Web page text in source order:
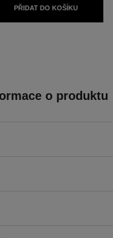
PŘIDAT DO KOŠÍKU
o produktu